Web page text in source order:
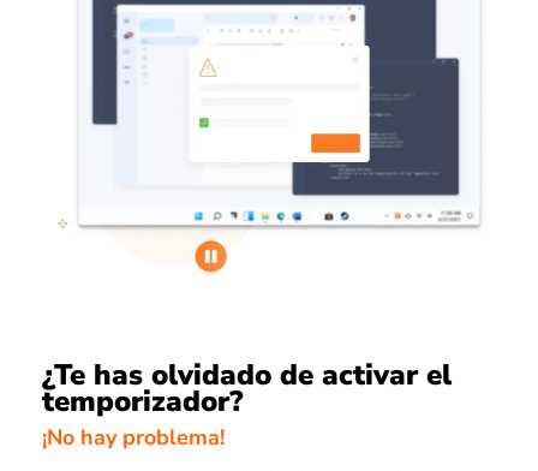
¿Te has olvidado de activar el
temporizador?
¡No hay problema!